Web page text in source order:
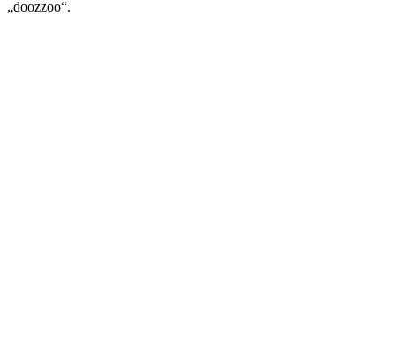
„doozzoo“.